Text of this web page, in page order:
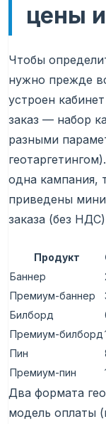
цены
Чтобы
нужно прежде
устроен
заказ — набор
разными
одна кампания,
приведены
заказа (без
Продукт
Баннер
Премиум-баннер
Билборд
Премиум-билборд
Пин
Премиум-пин
Два формата
модель оплаты